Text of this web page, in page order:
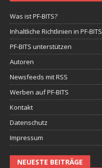
Was ist PF-BITS?
Inhaltliche Richtlinien in PF-BITS
PF-BITS unterstützen
Autoren
Newsfeeds mit RSS
Werben auf PF-BITS
Kontakt
Datenschutz
Impressum
NEUESTE BEITRÄGE